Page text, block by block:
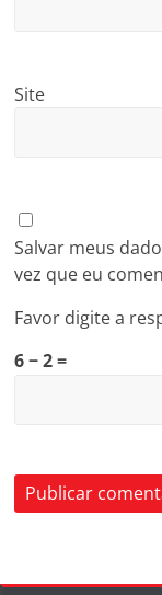
Site
Salvar meus
vez que eu
Favor digite a
6 − 2 =